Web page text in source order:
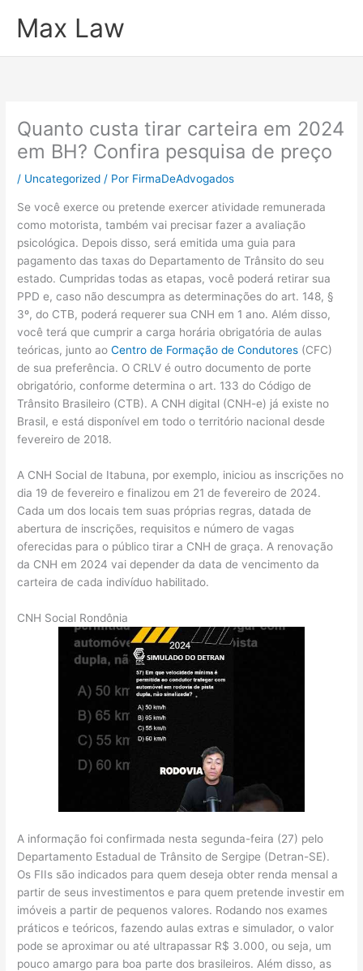
paraMax Law
Quanto custa tirar carteira em 2024
em BH? Confira pesquisa de preço
/ Uncategorized / Por FirmaDeAdvogados
Se você exerce ou pretende exercer atividade remunerada
como motorista, também vai precisar fazer a avaliação
psicológica. Depois disso, será emitida uma guia para
pagamento das taxas do Departamento de Trânsito do seu
estado. Cumpridas todas as etapas, você poderá retirar sua
PPD e, caso não descumpra as determinações do art. 148, §
3º, do CTB, poderá requerer sua CNH em 1 ano. Além disso,
você terá que cumprir a carga horária obrigatória de aulas
teóricas, junto aoCentro de Formação de Condutores (CFC)
de sua preferência. O CRLV é outro documento de porte
obrigatório, conforme determina o art. 133 do Código de
Trânsito Brasileiro (CTB). A CNH digital (CNH-e) já existe no
Brasil, e está disponível em todo o território nacional desde
fevereiro de 2018.
A CNH Social de Itabuna, por exemplo, iniciou as inscrições no
dia 19 de fevereiro e finalizou em 21 de fevereiro de 2024.
Cada um dos locais tem suas próprias regras, datada de
abertura de inscrições, requisitos e número de vagas
oferecidas para o público tirar a CNH de graça. A renovação
da CNH em 2024 vai depender da data de vencimento da
carteira de cada indivíduo habilitado.
CNH Social Rondônia
A informação foi confirmada nesta segunda-feira (27) pelo
Departamento Estadual de Trânsito de Sergipe (Detran-SE).
Os FIIs são indicados para quem deseja obter renda mensal a
partir de seus investimentos e para quem pretende investir em
imóveis a partir de pequenos valores. Rodando nos exames
práticos e teóricos, fazendo aulas extras e simulador, o valor
pode se aproximar ou até ultrapassar R$ 3.000, ou seja, um
pouco amargo para boa parte dos brasileiros. Além disso, as